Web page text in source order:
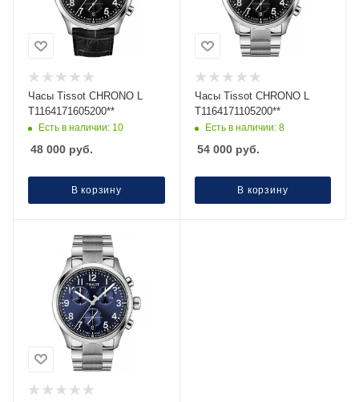
Часы Тissot CHRONO L
T1164171605200**
Есть в наличии: 10
48 000 руб.
В корзину
Часы Тissot CHRONO L
T1164171105200**
Есть в наличии: 8
54 000руб.
В корзину